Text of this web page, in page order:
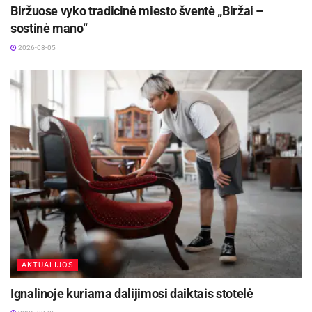
Anot jo, būtent tokiais atvejais žmonės neretai
sumoka už bilietus privačiam pardavėjui, kuris
vėliau dingsta arba tą patį bilietą parduoda
keliems pirkėjams.
Aktualios naujienos
Iki dešimtadalio skubiosios medicinos pagalbos
paslaugų galės būti suteiktos išplėstinės
praktikos slaugytojų
2026-08-06
Rugpjūčio 11-ąją Utenoje vyks nacionalinės
„Maisto banko“ civilinės saugos pratybos
Biržuose vyko tradicinė miesto šventė „Biržai –
sostinė mano“
2026-08-05
AKTUALIJOS
Ignalinoje kuriama dalijimosi daiktais stotelė